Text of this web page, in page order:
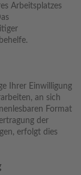
Arbeitsplatzes
Ihrer Einwilligung
an sich
Format
der
erfolgt dies